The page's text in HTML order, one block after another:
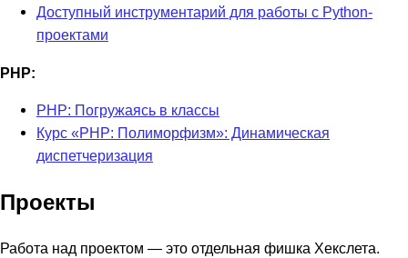
Доступный инструментарий для работы с Python-
проектами
PHP:
PHP: Погружаясь в классы
Курс «PHP: Полиморфизм»: Динамическая
диспетчеризация
Проекты
Работа над проектом — это отдельная фишка Хекслета.